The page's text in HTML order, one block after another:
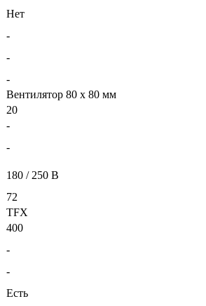
Нет
-
-
-
Вентилятор 80 x 80 мм
20
-
-
180 / 250 В
72
TFX
400
-
-
Есть